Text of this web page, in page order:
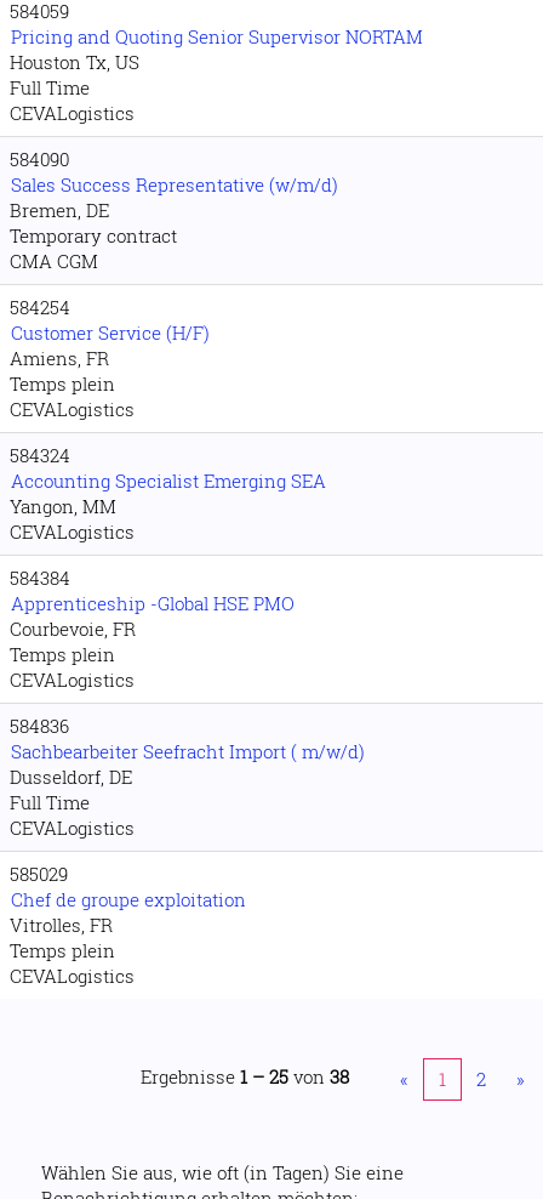
584059
Pricing and Quoting Senior Supervisor NORTAM
Houston Tx, US
Full Time
CEVALogistics
584090
Sales Success Representative (w/m/d)
Bremen, DE
Temporary contract
CMA CGM
584254
Customer Service (H/F)
Amiens, FR
Temps plein
CEVALogistics
584324
Accounting Specialist Emerging SEA
Yangon, MM
CEVALogistics
584384
Apprenticeship -Global HSE PMO
Courbevoie, FR
Temps plein
CEVALogistics
584836
Sachbearbeiter Seefracht Import ( m/w/d)
Dusseldorf, DE
Full Time
CEVALogistics
585029
Chef de groupe exploitation
Vitrolles, FR
Temps plein
CEVALogistics
Ergebnisse 1 – 25 von 38 « 1 2 »
Wählen Sie aus, wie oft (in Tagen) Sie eine